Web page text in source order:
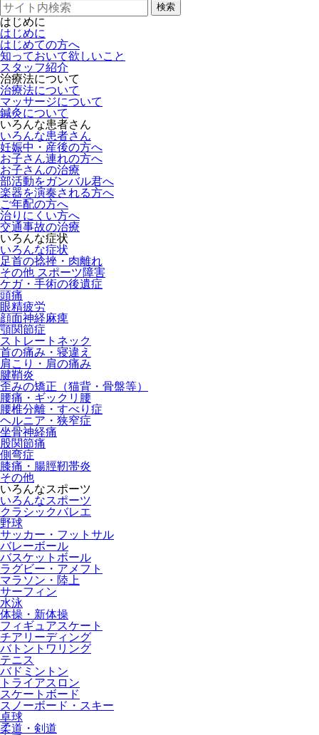
検索
はじめに
はじめに
はじめての方へ
知っておいて欲しいこと
スタッフ紹介
治療法について
治療法について
マッサージについて
鍼灸について
いろんな患者さん
いろんな患者さん
妊娠中・産後の方へ
お子さん連れの方へ
お子さんの治療
部活動をガンバル君へ
楽器を演奏される方へ
ご年配の方へ
治りにくい方へ
交通事故の治療
いろんな症状
いろんな症状
足首の捻挫・肉離れ
その他 スポーツ障害
ケガ・手術の後遺症
頭痛
眼精疲労
顔面神経麻痺
顎関節症
ストレートネック
首の痛み・寝違え
肩こり・肩の痛み
腱鞘炎
歪みの矯正（猫背・骨盤等）
腰痛・ギックリ腰
腰椎分離・すべり症
ヘルニア・狭窄症
坐骨神経痛
股関節痛
側弯症
膝痛・腸脛靭帯炎
その他
いろんなスポーツ
いろんなスポーツ
クラシックバレエ
野球
サッカー・フットサル
バレーボール
バスケットボール
ラグビー・アメフト
マラソン・陸上
サーフィン
水泳
体操・新体操
フィギュアスケート
チアリーディング
バトントワリング
テニス
バドミントン
トライアスロン
スケートボード
スノーボード・スキー
卓球
柔道・剣道